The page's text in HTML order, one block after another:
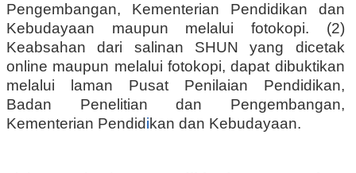
Pengembangan, Kementerian Pendidikan dan
Kebudayaan maupun melalui fotokopi. (2)
Keabsahan dari salinan SHUN yang dicetak
online maupun melalui fotokopi, dapat dibuktikan
melalui laman Pusat Penilaian Pendidikan,
Badan Penelitian dan Pengembangan,
Kementerian Pendidikan dan Kebudayaan.